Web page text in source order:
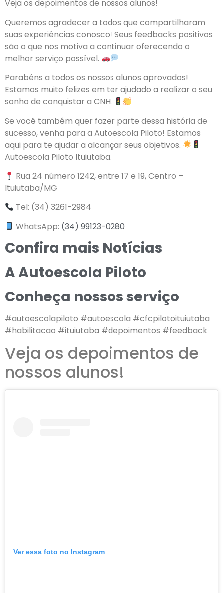
Veja os depoimentos de nossos alunos!
Queremos agradecer a todos que compartilharam
suas experiências conosco! Seus feedbacks positivos
são o que nos motiva a continuar oferecendo o
melhor serviço possível.
Parabéns a todos os nossos alunos aprovados!
Estamos muito felizes em ter ajudado a realizar o seu
sonho de conquistar a CNH.
Se você também quer fazer parte dessa história de
sucesso, venha para a Autoescola Piloto! Estamos
aqui para te ajudar a alcançar seus objetivos.
Autoescola Piloto Ituiutaba.
Rua 24 número 1242, entre 17 e 19, Centro –
Ituiutaba/MG
Tel: (34) 3261-2984
WhatsApp: (34) 99123-0280
Confira mais Notícias
A Autoescola Piloto
Conheça nossos serviço
#autoescolapiloto #autoescola #cfcpilotoituiutaba
#habilitacao #ituiutaba #depoimentos #feedback
Veja os depoimentos de
nossos alunos!
Ver essa foto no Instagram